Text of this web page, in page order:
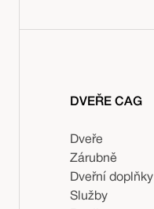
DVEŘE CAG
Dveře
Zárubně
Dveřní doplňky
Služby